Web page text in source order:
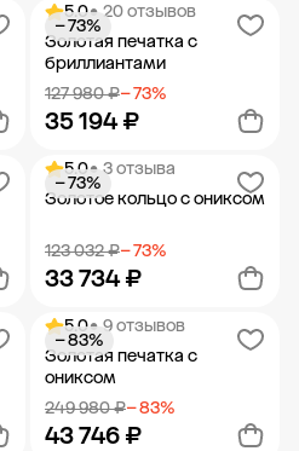
Добавить в корзину
5.0• 20 отзывов
Золотая печатка с
бриллиантами
127 980 ₽− 73%
35 194 ₽
− 73%
Добавить в корзину
5.0• 3 отзыва
Золотое кольцо с ониксом
123 032 ₽− 73%
33 734 ₽
− 73%
Добавить в корзину
5.0• 9 отзывов
Золотая печатка с
ониксом
249 980 ₽− 83%
43 746 ₽
− 83%